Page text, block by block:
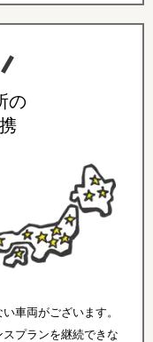
の
車両がございます。
プランを継続できな